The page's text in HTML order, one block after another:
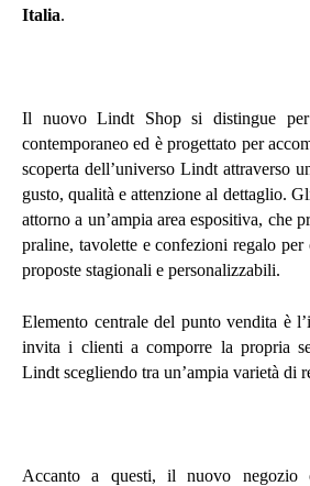
Italia.
Il nuovo Lindt Shop si distingue
contemporaneo ed è progettato per
scoperta dell’universo Lindt attraverso
gusto, qualità e attenzione al dettaglio.
attorno a un’ampia area espositiva, che
praline, tavolette e confezioni regalo per
proposte stagionali e personalizzabili.
Elemento centrale del punto vendita è
invita i clienti a comporre la propria
Lindt scegliendo tra un’ampia varietà di
Accanto a questi, il nuovo negozio